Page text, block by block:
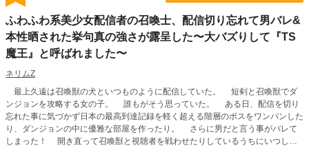
ふわふわ系美少女配信者の召喚士、配信切り忘れて男バレ&
本性晒された挙句真の強さが露呈した〜大バズりして『TS
魔王』と呼ばれました〜
ネリムZ
最上久遠は召喚獣の犬といつものように配信していた。 短剣と召喚獣でダ
ンジョンを攻略する女の子。 誰もがそう思っていた。 ある日、配信を切り
忘れた事に気づかず日本の最高到達記録を軽く超える階層のボスをワンパンした
り、ダンジョンの中に優雅な部屋を作ったり。 さらに男だと言う事がバレて
しまった！ 開き直って召喚獣と視聴者を戦わせたりしているうちにいつしか